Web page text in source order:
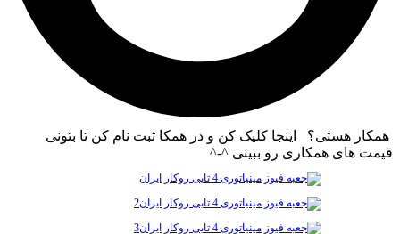
همکار هستی؟ اینجا کلیک کن و در همکا ثبت نام کن تا بتونی
قیمت های همکاری رو ببینی ^-^